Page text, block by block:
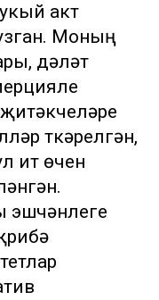
акт
Моның
дәүләт
үткәрелгән,
итү өчен
эшчәнлеге